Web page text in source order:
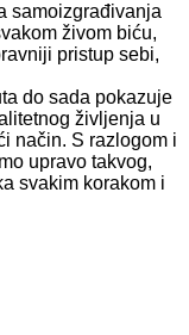
samoizgrađivanja
živom biću,
pristup sebi,
do sada pokazuje
življenja u
način. S razlogom i
upravo takvog,
svakim korakom i